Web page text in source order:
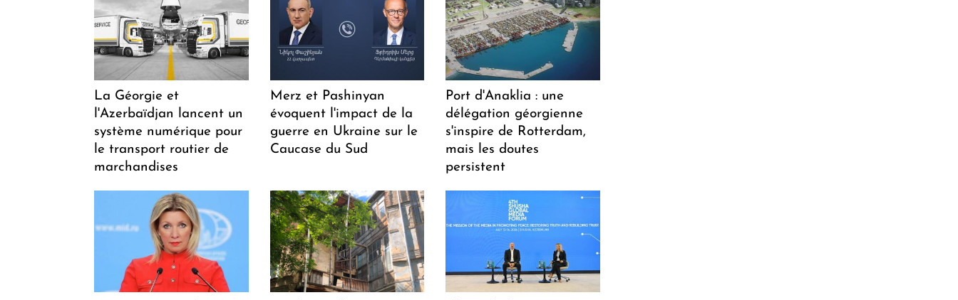
La Géorgie et
l'Azerbaïdjan lancent un
système numérique pour
le transport routier de
marchandises
Merz et Pashinyan
évoquent l'impact de la
guerre en Ukraine sur le
Caucase du Sud
Port d'Anaklia : une
délégation géorgienne
s'inspire de Rotterdam,
mais les doutes
persistent